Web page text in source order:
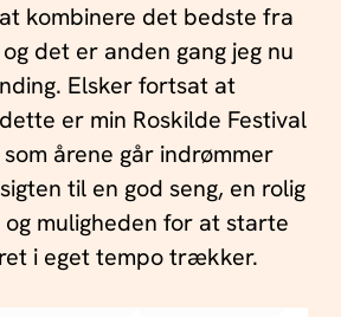
kombinere det bedste fra
det er anden gang jeg nu
Elsker fortsat at
er min Roskilde Festival
årene går indrømmer
til en god seng, en rolig
muligheden for at starte
i eget tempo trækker.